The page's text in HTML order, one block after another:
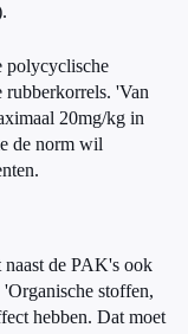
polycyclische
'Van
20mg/kg in
de norm wil
de PAK's ook
stoffen,
hebben. Dat moet